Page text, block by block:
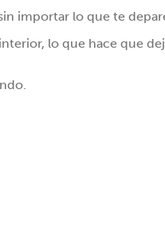
importar lo que te
lo que hace que